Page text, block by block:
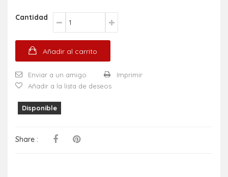
Cantidad
Añadir al carrito
Enviar a un amigo
Imprimir
Añadir a la lista de deseos
Disponible
Share :